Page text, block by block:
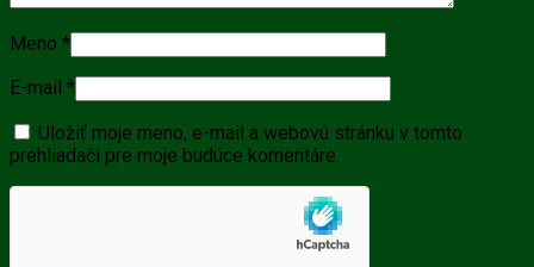
Meno *
E-mail *
Uložiť moje meno, e-mail a webovú stránku v tomto
prehliadači pre moje budúce komentáre.